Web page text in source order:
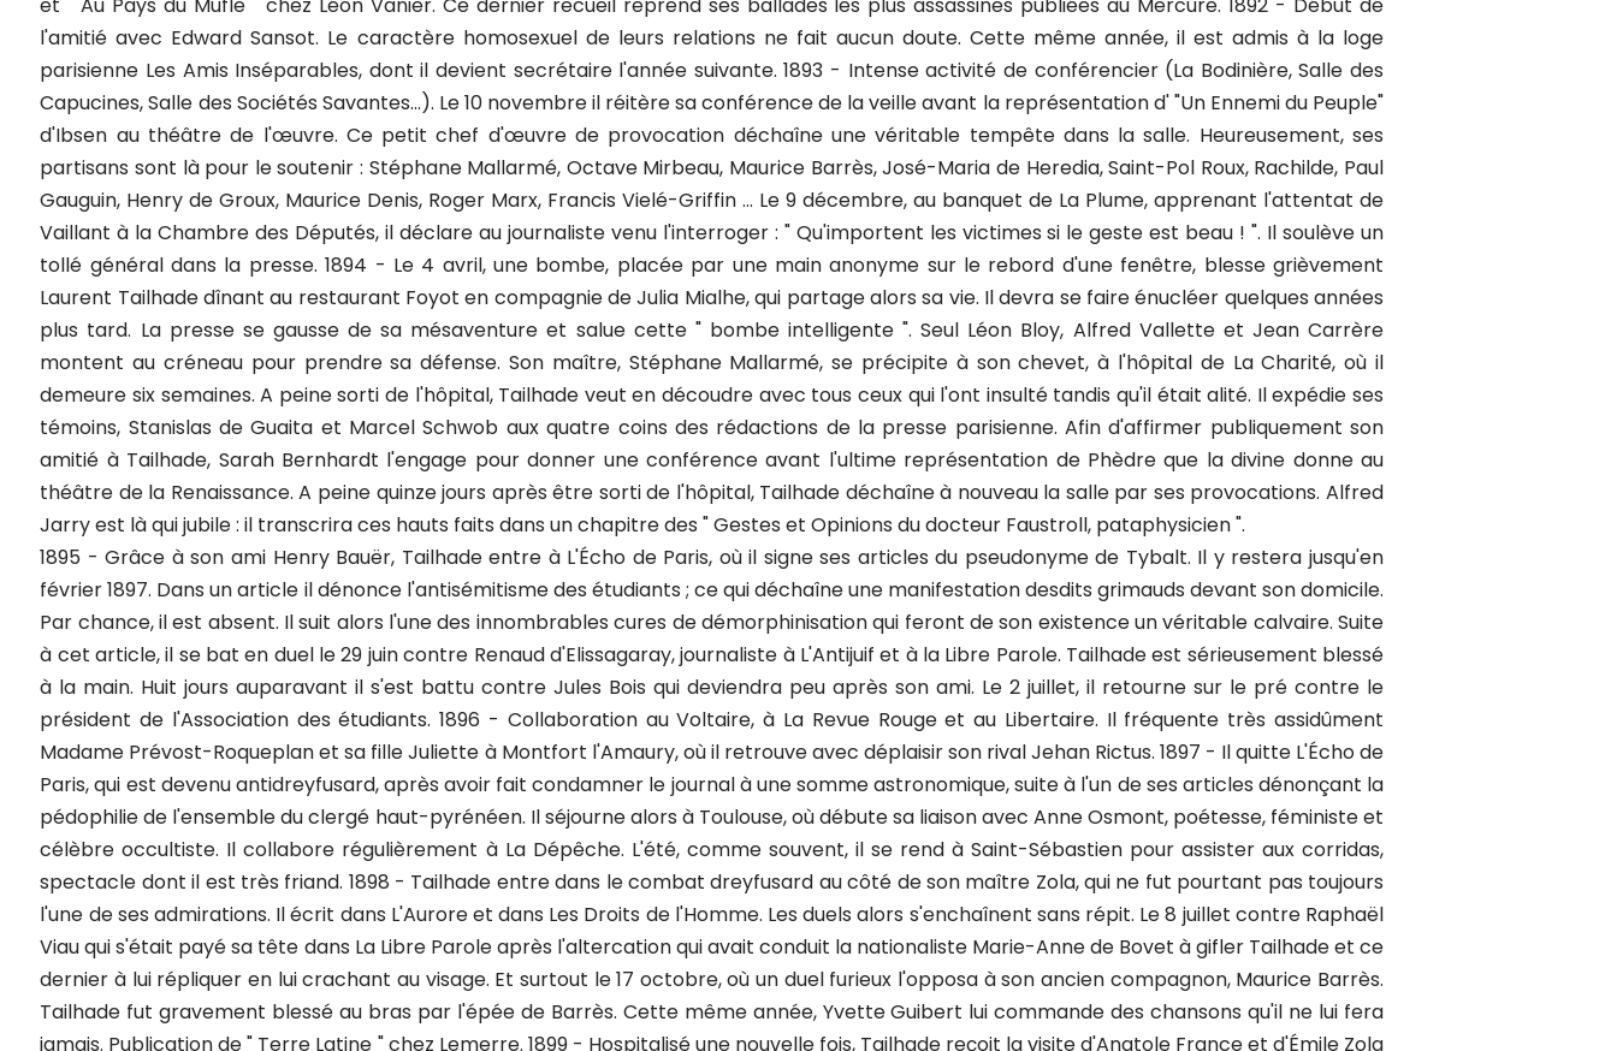
et " Au Pays du Mufle " chez Léon Vanier. Ce dernier recueil reprend ses ballades les plus assassines publiées au Mercure. 1892 - Début de
l'amitié avec Edward Sansot. Le caractère homosexuel de leurs relations ne fait aucun doute. Cette même année, il est admis à la loge
parisienne Les Amis Inséparables, dont il devient secrétaire l'année suivante. 1893 - Intense activité de conférencier (La Bodinière, Salle des
Capucines, Salle des Sociétés Savantes...). Le 10 novembre il réitère sa conférence de la veille avant la représentation d' "Un Ennemi du Peuple"
d'Ibsen au théâtre de l'œuvre. Ce petit chef d'œuvre de provocation déchaîne une véritable tempête dans la salle. Heureusement, ses
partisans sont là pour le soutenir : Stéphane Mallarmé, Octave Mirbeau, Maurice Barrès, José-Maria de Heredia, Saint-Pol Roux, Rachilde, Paul
Gauguin, Henry de Groux, Maurice Denis, Roger Marx, Francis Vielé-Griffin ... Le 9 décembre, au banquet de La Plume, apprenant l'attentat de
Vaillant à la Chambre des Députés, il déclare au journaliste venu l'interroger : " Qu'importent les victimes si le geste est beau ! ". Il soulève un
tollé général dans la presse. 1894 - Le 4 avril, une bombe, placée par une main anonyme sur le rebord d'une fenêtre, blesse grièvement
Laurent Tailhade dînant au restaurant Foyot en compagnie de Julia Mialhe, qui partage alors sa vie. Il devra se faire énucléer quelques années
plus tard. La presse se gausse de sa mésaventure et salue cette " bombe intelligente ". Seul Léon Bloy, Alfred Vallette et Jean Carrère
montent au créneau pour prendre sa défense. Son maître, Stéphane Mallarmé, se précipite à son chevet, à l'hôpital de La Charité, où il
demeure six semaines. A peine sorti de l'hôpital, Tailhade veut en découdre avec tous ceux qui l'ont insulté tandis qu'il était alité. Il expédie ses
témoins, Stanislas de Guaita et Marcel Schwob aux quatre coins des rédactions de la presse parisienne. Afin d'affirmer publiquement son
amitié à Tailhade, Sarah Bernhardt l'engage pour donner une conférence avant l'ultime représentation de Phèdre que la divine donne au
théâtre de la Renaissance. A peine quinze jours après être sorti de l'hôpital, Tailhade déchaîne à nouveau la salle par ses provocations. Alfred
Jarry est là qui jubile : il transcrira ces hauts faits dans un chapitre des " Gestes et Opinions du docteur Faustroll, pataphysicien ".
1895 - Grâce à son ami Henry Bauër, Tailhade entre à L'Écho de Paris, où il signe ses articles du pseudonyme de Tybalt. Il y restera jusqu'en février 1897. Dans un article il dénonce l'antisémitisme des étudiants ; ce qui déchaîne une manifestation desdits grimauds devant son domicile. Par chance, il est absent. Il suit alors l'une des innombrables cures de démorphinisation qui feront de son existence un véritable calvaire. Suite à cet article, il se bat en duel le 29 juin contre Renaud d'Elissagaray, journaliste à L'Antijuif et à la Libre Parole. Tailhade est sérieusement blessé à la main. Huit jours auparavant il s'est battu contre Jules Bois qui deviendra peu après son ami. Le 2 juillet, il retourne sur le pré contre le président de l'Association des étudiants. 1896 - Collaboration au Voltaire, à La Revue Rouge et au Libertaire. Il fréquente très assidûment Madame Prévost-Roqueplan et sa fille Juliette à Montfort l'Amaury, où il retrouve avec déplaisir son rival Jehan Rictus. 1897 - Il quitte L'Écho de Paris, qui est devenu antidreyfusard, après avoir fait condamner le journal à une somme astronomique, suite à l'un de ses articles dénonçant la pédophilie de l'ensemble du clergé haut-pyrénéen. Il séjourne alors à Toulouse, où débute sa liaison avec Anne Osmont, poétesse, féministe et célèbre occultiste. Il collabore régulièrement à La Dépêche. L'été, comme souvent, il se rend à Saint-Sébastien pour assister aux corridas, spectacle dont il est très friand. 1898 - Tailhade entre dans le combat dreyfusard au côté de son maître Zola, qui ne fut pourtant pas toujours l'une de ses admirations. Il écrit dans L'Aurore et dans Les Droits de l'Homme. Les duels alors s'enchaînent sans répit. Le 8 juillet contre Raphaël Viau qui s'était payé sa tête dans La Libre Parole après l'altercation qui avait conduit la nationaliste Marie-Anne de Bovet à gifler Tailhade et ce dernier à lui répliquer en lui crachant au visage. Et surtout le 17 octobre, où un duel furieux l'opposa à son ancien compagnon, Maurice Barrès. Tailhade fut gravement blessé au bras par l'épée de Barrès. Cette même année, Yvette Guibert lui commande des chansons qu'il ne lui fera jamais. Publication de " Terre Latine " chez Lemerre. 1899 - Hospitalisé une nouvelle fois, Tailhade reçoit la visite d'Anatole France et d'Émile Zola qui tentent de lui trouver une situation stable dans la presse. La combinaison pour le faire entrer au Figaro échoue. Il collabore au Journal du Peuple, puis commence à écrire à La Petite République, journal socialiste, où il se lie d'amitié avec Jean Jaurès. Publication d' "A travers les Grouins" chez Stock. Les ballades sont féroces : elles rappellent les hauts faits de la lutte dreyfusiste menée par Tailhade et ses amis. 1900 - Collaboration au Petit Sou. Publication d' "Imbéciles et Gredins" à la Maison d'Art. 1901 - Le 17 janvier, Tailhade épouse Eugénie Pochon, sœur de son ami, Fernand Kolney. La mariée a vingt-deux ans de moins que l'époux. Les témoins sont Raoul d'Audiffret, Jacques de Boisjolin et Jean Jaurès. Publication de " la touffe de sauge " aux éditions de la Plume. Tailhade collabore au Français et à La Raison, périodique anticlérical. Mais c'est son article du Libertaire paru le 15 septembre 1901, intitulé " Le Triomphe de la Domesticité ", véritable appel au meurtre sur la personne du tsar, qui l'envoie tout droit à la prison de la Santé pour un an. La campagne menée par ses amis, Zola, Kahn, France, Mirbeau, Boès, Sembat, etc. abrègera son séjour de moitié. En prison, il termine sa traduction du « Satyricon de Pétrone » qui paraît chez Fasquelle l'année suivante. 1902 - Parution de " Discours Civiques " chez Stock. Différend matrimonial avec Ninette, sa femme, dans lequel Mme Prévost-Roqueplan joue un rôle que ne lui pardonnera pas Tailhade et qui sera à l'origine de la parution, deux ans plus tard, du " Salon de Madame Truphot " que l'électron libre Fernand Kolney commettra pensant servir - à tort - son beau-frère. Tailhade reçoit chez lui Fernand Desprès et Miguel Almereyda, le futur père du cinéaste Jean Vigo. Il reprend sa collaboration à L'Aurore et à La Raison. Cette même année, lors des obsèques d'Émile Zola, il en prononce le panégyrique, en reconnaissance que ce dernier soit venu le défendre, au nom de la défense de la liberté de la presse, à la barre du tribunal l'année précédente, lorsqu'il était poursuivi pour avoir écrit dans Le Libertaire un article incendiaire constituant un véritable appel au meurtre à l'encontre du tsar Nicolas II qui faisait en 1901 sa seconde visite en France. 1903 - Tailhade Collabore très régulièrement à L'Action, un quotidien farouchement anticlérical. Il y restera jusqu'à la fin de l'année 1905. Il signe aussi plusieurs textes dans L'Assiette au Beurre. Le 28 avril, Ninette donne naissance à sa fille Laurence. Séjournant à Camaret en région Bretagne, durant la fin de l'été, il donne des articles à L'Action qui dénoncent l'alcoolisme de la population. De provocation en provocation, il ligue la population contre lui et c'est protégé par des gendarmes à cheval qu'il doit battre en retraite le 29 août. D'opinion libertaire, de mœurs libres, il y fit scandale en partageant sa chambre à l'Hôtel de France à la fois avec sa femme et un ami peintre. Un autre scandale du 15 août 1903 est resté longtemps célèbre à Camaret, où dans un geste de provocation, il verse le contenu d'un vase de nuit par la fenêtre de sa chambre, située au premier étage, sur une procession de la Fête de la bénédiction de la mer et des bateaux. 1800 Camarétois feront le siège de l'Hôtel de France, menaçant d'enfoncer la porte d'entrée, criant « À mort Tailhade ! À mort l'anarchie ! », et menaçant de jeter Tailhade dans la vase du port. La chanson paillarde « Les Filles de Camaret » a d'ailleurs probablement aussi été écrite anonymement par Laurent Tailhade pour se venger des Camarétois. 1904 - Collaboration à L'Humanité que vient de fonder Jaurès et à L'Internationale. Publication des " Poèmes Aristophanesques " au Mercure de France et des " Lettres Familières " à La librairie de La Raison. 1905 - Tailhade commence à prendre ses distances avec les libres-penseurs. Il signe des articles vengeurs dans Le Figaro sous le pseudonyme d'Azède. L'utilisation, sans son consentement, de son nom comme signataire de la fameuse affiche rouge antimilitariste qui encourageait les soldats à abattre leurs officiers, provoque une véritable rupture avec ses anciens compagnons de lutte. En octobre 1905, une affiche de l’Association internationale antimilitariste (AIA) intitulée « Appel aux conscrits » est placardée sur les murs de Paris. Le texte, violemment antimilitariste et antipatriote, appelle les conscrits à tourner leurs fusils vers les « soudards galonnés » plutôt que vers les grévistes, et appelle à la « grève immédiate » et à l’« insurrection » au jour d’une éventuelle déclaration de guerre. L’affiche est signée de 31 noms dont Laurent Tailhade. À l'issue du procès qui se déroule du 26 au 30 décembre 1905, deux prévenus sont acquittés et les 26 autres condamnés chacun à 100 francs d’amende et à des peines de prison allant de 6 mois à 4 ans. Publication chez Flammarion de sa traduction de " Trois comédies " de Plaute. 1906 - Poussé par le très réactionnaire Aristide Bruant, que Tailhade fréquente alors, il écrit deux lettres publiques de reniement, l'une à Arthur Meyer, que Le Gaulois publie le 22 janvier ; l'autre à Edouard Drumont que dévoile La Libre Parole du 29 janvier. Pourtant ce reniement sera sans lendemain. Ce simple mouvement d'humeur lui coûtera cher, car c'est celui qu'on retiendra dans sa vie parmi d'autres plus glorieux, pour l'accuser au mieux de versatilité, au pire de traîtrise. Cette année-là, il donne de nombreux textes à La Nouvelle Revue que dirige son fidèle P.-B. Gheusi. Le 15 février 1906, il quitte la franc-maçonnerie. 1907 - Publication de " Poèmes élégiaques " au Mercure de France. Il commence à collaborer à l'hebdomadaire Je Dis Tout dirigé par Jacques Landau, où il prend la défense de Matha, Sébastien Faure ou encore Malato. Le 14 août, il est le témoin du mariage de son ami Sacha Guitry avec Charlotte Lysés. 1908 - Séjours fréquents en Belgique pour des conférences (Bruxelles, Ostende, Anvers). Amitié avec James Ensor que lui a présenté son amie Emma Lambotte. Le 4 avril, il donne une conférence au Théâtre Fémina pour présenter un jeune poète de dix-huit ans nommé Jean Cocteau. 1909 - Collaboration à la revue Akademos. Publication chez Messein de sa traduction de " La Farce de la Marmite " de Plaute. Le 18 novembre il se bat en duel contre Gustave Téry, directeur de L'Œuvre, alors antisémite. A 55 ans, malade, saturé de morphine, borgne et pour ainsi dire manchot, Tailhade trouve encore la force d'embrocher son adversaire à la cinquième reprise. Quatre jours plus tard, le 22 novembre, c'est Urbain Gohier qui le traîne sur le pré. Tandis que son adversaire ajustera deux balles dans sa direction, Tailhade chevaleresque, ne fera pas usage de son arme. 1910 - Le 13 février, répétition générale, à l'Opéra, de son drame musical en deux actes "La Forêt". Les bénéfices vont aux victimes des inondations qui accablent alors Paris. Tailhade fait la connaissance de Neel Doff chez Emma Lambotte. Enthousiasmé par "Jours de famine et de détresse", il se fait le héraut du talent de la jeune femme. Malgré l'appui de Mirbeau, Descaves et Geffroy, il ne parviendra pas à lui faire attribuer le prix Goncourt, l'année suivante. 1911 - Tailhade commence à collaborer à Comœdia. Il y donnera des articles jusqu'en août 1914. 1912 - 3 janvier, duel au pistolet avec Sylvain Bonmariage. 1913 - Publication de " Plâtres et Marbres " chez Figuière. 1914 - Publication des " Commérages de Tybalt " chez Georges Crès. A la déclaration de guerre, Prenant exemple sur Anatole France, Tailhade se porte volontaire pour être engagé le 2 octobre 1914. On lui reprochera plus tard ce côté va-t-en-guerre, oubliant le trouble de tous c